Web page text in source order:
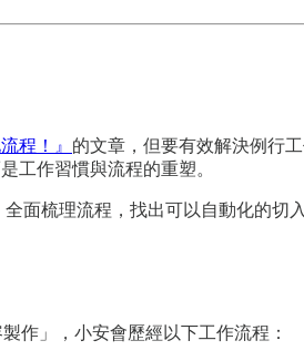
程！』 的文章，但要有效解決例行
工作習慣與流程的重塑。
面梳理流程，找出可以自動化的切
作」，小安會歷經以下工作流程：